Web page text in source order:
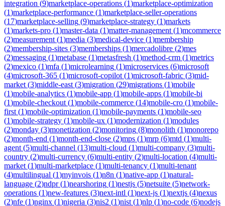
integration (9)marketplace-operations (1)marketplace-optimization
(1)marketplace-performance (1)marketplace-seller-operations
(17)marketplace-selling (9)marketplace-strategy (1)markets
(1)markets-pro (1)master-data (1)matter-management (1)mcommerce
(2)measurement (1)media (3)medical-device (1)membership
(2)membership-sites (3)memberships (1)mercadolibre (2)mes
(2)messaging (1)metabase (1)metasfresh (1)method-crm (1)metrics
(2)mexico (1)mfa (1)microlearning (1)microservices (6)microsoft
(4)microsoft-365 (1)microsoft-copilot (1)microsoft-fabric (3)mid-
market (3)middle-east (3)migration (29)migrations (1)mobile
(1)mobile-analytics (1)mobile-app (1)mobile-apps (1)mobile-bi
(1)mobile-checkout (1)mobile-commerce (14)mobile-cro (1)mobile-
first (1)mobile-optimization (1)mobile-payments (1)mobile-seo
(1)mobile-strategy (1)mobile-ux (1)modernization (1)modules
(2)monday (3)monetization (2)monitoring (8)monolith (1)monorepo
(2)month-end (1)month-end-close (2)mps (1)mrp (6)mtd (1)multi-
agent (5)multi-channel (13)multi-cloud (1)multi-company (3)multi-
country (2)multi-currency (6)multi-entity (2)multi-location (4)multi-
market (1)multi-marketplace (1)multi-tenancy (1)multi-tenant
(4)multilingual (1)myinvois (1)n8n (1)native-app (1)natural-
language (2)ndpr(1)nearshoring (1)nestjs (5)netsuite (5)network-
operations (1)new-features (3)next-intl (1)next-js (1)nextjs (4)nexus
(2)nfe (1)nginx (1)nigeria (3)nis2 (1)nist (1)nlp (1)no-code (6)nodejs